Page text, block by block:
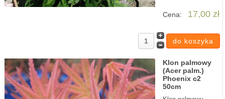
Cena: 17,00 zł
Klon palmowy
(Acer palm.)
Phoenix c2
50cm